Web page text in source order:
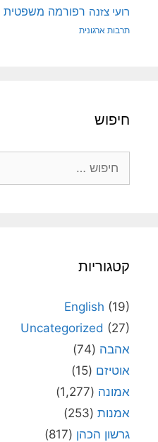
רועי צזנה רפורמה משפטית
תרבות ארגונית
חיפוש
קטגוריות
English (19)
Uncategorized (27)
אהבה (74)
אוטיזם (15)
אמונה (1,277)
אמנות (253)
גרשון הכהן (817)